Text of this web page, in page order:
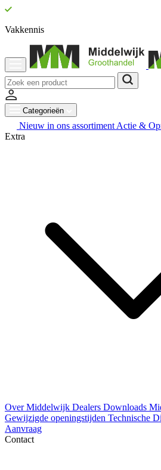
Vakkennis
Categorieën
Nieuw in ons assortiment Actie &
Extra
Over Middelwijk Dealers Downloads
Gewijzigde openingstijden Technische
Aanvraag
Contact